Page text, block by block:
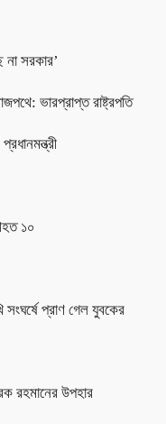
সরকার’
ভারপ্রাপ্ত রাষ্ট্রপতি
১০
প্রাণ গেল যুবকের
রহমানের উপহার